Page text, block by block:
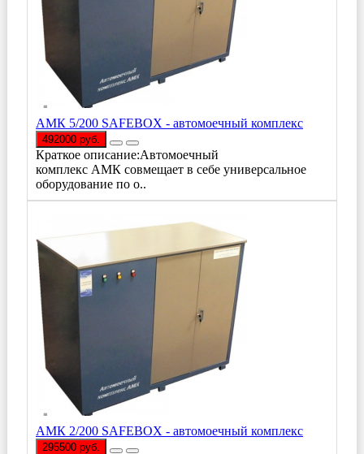
АМК 5/200 SAFEBOX - автомоечный комплекс
492000 руб.
Краткое описание:Автомоечный
комплекс АМК совмещает в себе универсальное
оборудование по о..
АМК 2/200 SAFEBOX - автомоечный комплекс
295500 руб.